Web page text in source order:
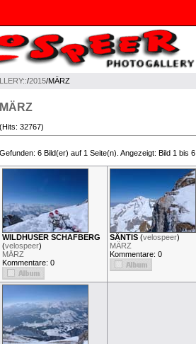
/2015/MÄRZ
MÄRZ
(Hits: 32767)
Gefunden: 6 Bild(er) auf 1 Seite(n). Angezeigt: Bild 1 bis 6.
WILDHUSER SCHAFBERG
(velospeer)
MÄRZ
Kommentare: 0
SÄNTIS (velospeer)
MÄRZ
Kommentare: 0